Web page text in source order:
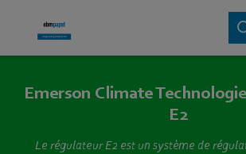
Emerson Climate
E2
Le régulateur E2 est un système de